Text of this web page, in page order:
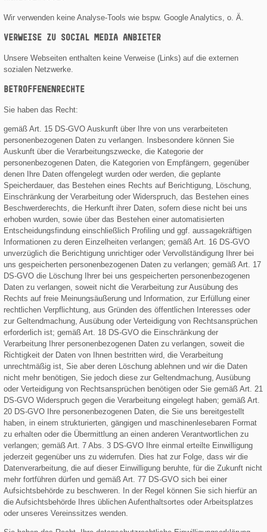
Wir verwenden keine Analyse-Tools wie bspw. Google Analytics, o. Ä.
VERWEISE ZU SOCIAL MEDIA ANBIETER
Unsere Webseiten enthalten keine Verweise (Links) auf die externen
sozialen Netzwerke.
BETROFFENENRECHTE
Sie haben das Recht:
gemäß Art. 15 DS-GVO Auskunft über Ihre von uns verarbeiteten
personenbezogenen Daten zu verlangen. Insbesondere können Sie
Auskunft über die Verarbeitungszwecke, die Kategorie der
personenbezogenen Daten, die Kategorien von Empfängern, gegenüber
denen Ihre Daten offengelegt wurden oder werden, die geplante
Speicherdauer, das Bestehen eines Rechts auf Berichtigung, Löschung,
Einschränkung der Verarbeitung oder Widerspruch, das Bestehen eines
Beschwerderechts, die Herkunft ihrer Daten, sofern diese nicht bei uns
erhoben wurden, sowie über das Bestehen einer automatisierten
Entscheidungsfindung einschließlich Profiling und ggf. aussagekräftigen
Informationen zu deren Einzelheiten verlangen; gemäß Art. 16 DS-GVO
unverzüglich die Berichtigung unrichtiger oder Vervollständigung Ihrer bei
uns gespeicherten personenbezogenen Daten zu verlangen; gemäß Art. 17
DS-GVO die Löschung Ihrer bei uns gespeicherten personenbezogenen
Daten zu verlangen, soweit nicht die Verarbeitung zur Ausübung des
Rechts auf freie Meinungsäußerung und Information, zur Erfüllung einer
rechtlichen Verpflichtung, aus Gründen des öffentlichen Interesses oder
zur Geltendmachung, Ausübung oder Verteidigung von Rechtsansprüchen
erforderlich ist; gemäß Art. 18 DS-GVO die Einschränkung der
Verarbeitung Ihrer personenbezogenen Daten zu verlangen, soweit die
Richtigkeit der Daten von Ihnen bestritten wird, die Verarbeitung
unrechtmäßig ist, Sie aber deren Löschung ablehnen und wir die Daten
nicht mehr benötigen, Sie jedoch diese zur Geltendmachung, Ausübung
oder Verteidigung von Rechtsansprüchen benötigen oder Sie gemäß Art. 21
DS-GVO Widerspruch gegen die Verarbeitung eingelegt haben; gemäß Art.
20 DS-GVO Ihre personenbezogenen Daten, die Sie uns bereitgestellt
haben, in einem strukturierten, gängigen und maschinenlesebaren Format
zu erhalten oder die Übermittlung an einen anderen Verantwortlichen zu
verlangen; gemäß Art. 7 Abs. 3 DS-GVO Ihre einmal erteilte Einwilligung
jederzeit gegenüber uns zu widerrufen. Dies hat zur Folge, dass wir die
Datenverarbeitung, die auf dieser Einwilligung beruhte, für die Zukunft nicht
mehr fortführen dürfen und gemäß Art. 77 DS-GVO sich bei einer
Aufsichtsbehörde zu beschweren. In der Regel können Sie sich hierfür an
die Aufsichtsbehörde Ihres üblichen Aufenthaltsortes oder Arbeitsplatzes
oder unseres Vereinssitzes wenden.